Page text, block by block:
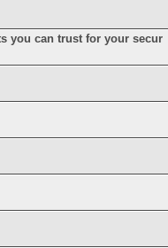
you can trust for your secur